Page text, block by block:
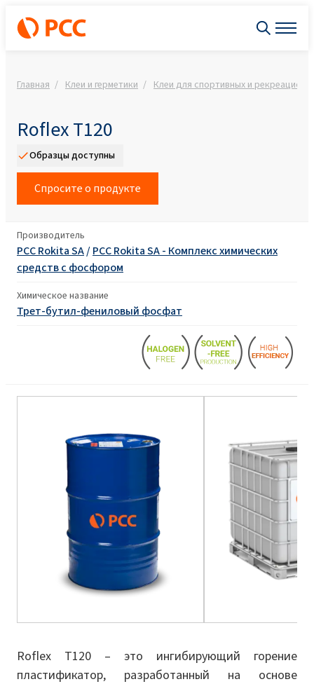
Главная Клеи и герметики Клеи для спортивных и
Roflex T120
Образцы доступны
Спросите о продукте
Производитель
PCC Rokita SA/PCC Rokita SA - Комплекс химических
средств с фосфором
Химическое название
Трет-бутил-фениловый фосфат
Roflex T120 – это ингибирующий горение
пластификатор, разработанный на основе